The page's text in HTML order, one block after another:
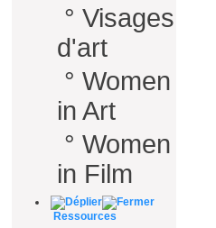
° Visages
d'art
° Women
in Art
° Women
in Film
Ressources